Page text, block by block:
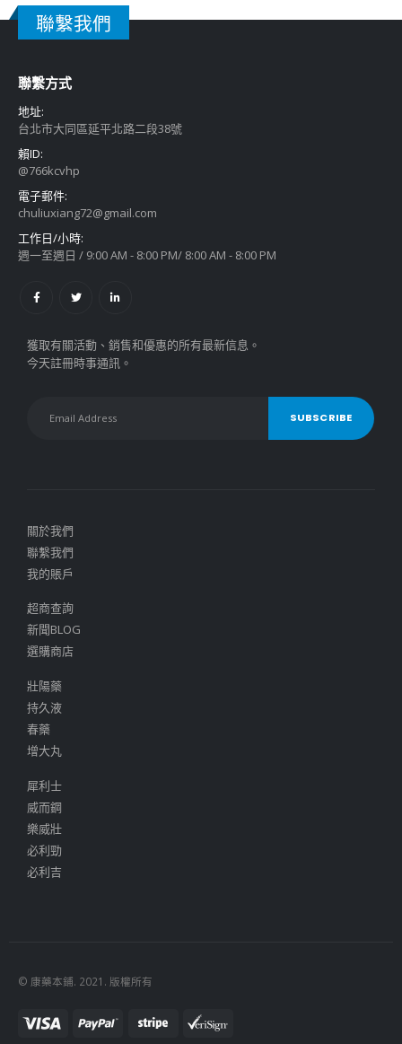
聯繫我們
聯繫方式
地址:
台北市大同區延平北路二段38號
賴ID:
@766kcvhp
電子郵件:
chuliuxiang72@gmail.com
工作日/小時:
週一至週日 / 9:00 AM - 8:00 PM/ 8:00 AM - 8:00 PM
獲取有關活動、銷售和優惠的所有最新信息。
今天註冊時事通訊。
關於我們
聯繫我們
我的賬戶
超商查詢
新聞BLOG
選購商店
壯陽藥
持久液
春藥
增大丸
犀利士
威而鋼
樂威壯
必利勁
必利吉
© 康藥本鋪. 2021. 版權所有